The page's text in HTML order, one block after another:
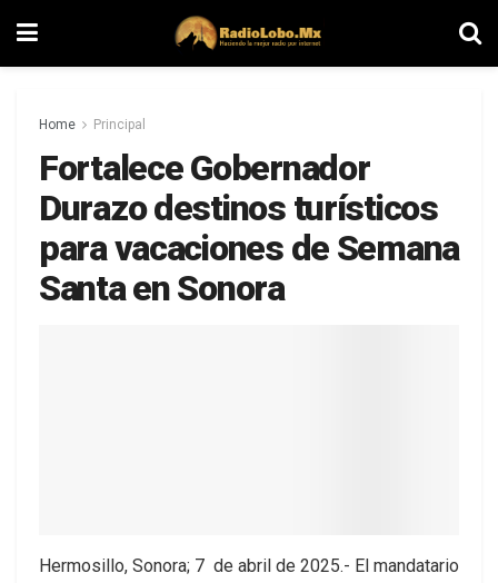
Home Principal
Fortalece Gobernador
Durazo destinos turísticos
para vacaciones de Semana
Santa en Sonora
Hermosillo, Sonora; 7 de abril de 2025.- El mandatario